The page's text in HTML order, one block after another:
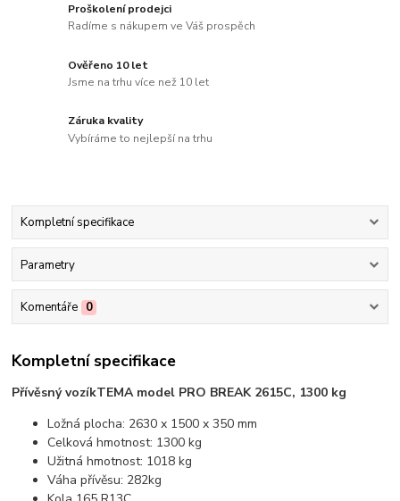
Proškolení prodejci
Radíme s nákupem ve Váš prospěch
Ověřeno 10 let
Jsme na trhu více než 10 let
Záruka kvality
Vybíráme to nejlepší na trhu
Kompletní specifikace
Parametry
Komentáře 0
Kompletní specifikace
Přívěsný vozíkTEMA model PRO BREAK 2615C, 1300 kg
Ložná plocha: 2630 x 1500 x 350 mm
Celková hmotnost: 1300 kg
Užitná hmotnost: 1018 kg
Váha přívěsu: 282kg